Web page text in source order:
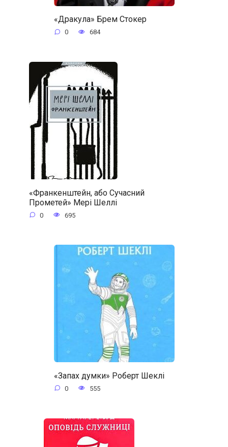
«Дракула» Брем Стокер
0 684
«Франкенштейн, або Сучасний
Прометей» Мері Шеллі
0 695
«Запах думки» Роберт Шеклі
0 555